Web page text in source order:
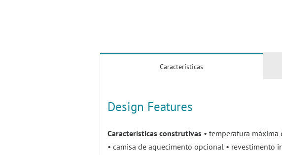
Características
Design Features
Características construtivas• temperatura máxima
• camisa de aquecimento opcional • revestimento